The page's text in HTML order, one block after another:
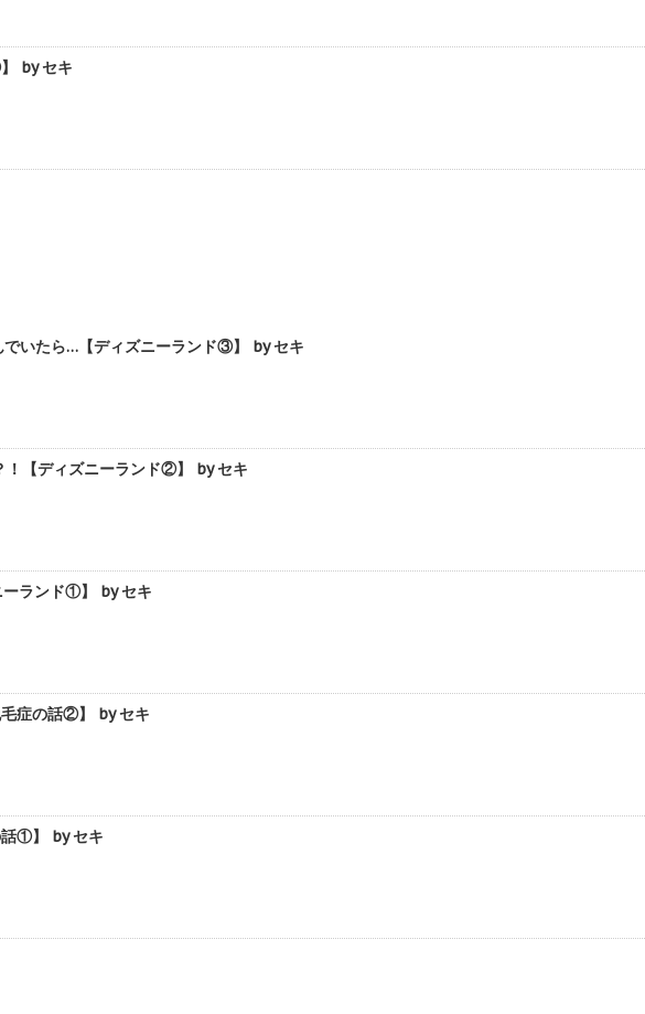
by セキ
でいたら…【ディズニーランド③】 by セキ
！【ディズニーランド②】 by セキ
ーランド①】 by セキ
症の話②】 by セキ
話①】 by セキ